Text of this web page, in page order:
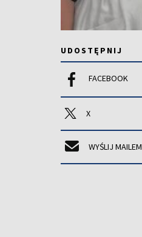
UDOSTĘPNIJ
FACEBOOK
X
WYŚLIJ MAILEM